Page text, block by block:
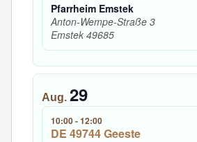
Pfarrheim Emstek
Anton-Wempe-Straße 3
Emstek 49685
Aug. 29
10:00-12:00
DE 49744 Geeste